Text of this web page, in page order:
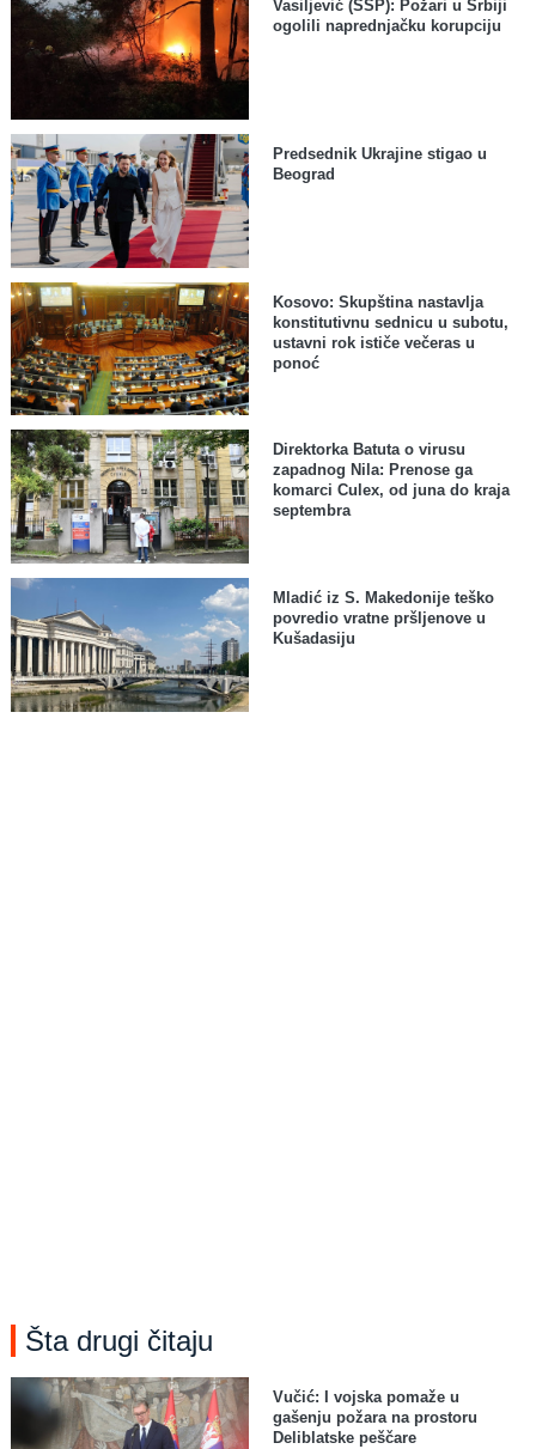
Vasiljević (SSP): Požari u Srbiji
ogolili naprednjačku korupciju
Predsednik Ukrajine stigao u
Beograd
Kosovo: Skupština nastavlja
konstitutivnu sednicu u subotu,
ustavni rok ističe večeras u
ponoć
Direktorka Batuta o virusu
zapadnog Nila: Prenose ga
komarci Culex, od juna do kraja
septembra
Mladić iz S. Makedonije teško
povredio vratne pršljenove u
Kušadasiju
Šta drugi čitaju
Vučić: I vojska pomaže u
gašenju požara na prostoru
Deliblatske peščare